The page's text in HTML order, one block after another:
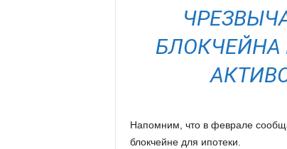
Напомним, что в феврале
блокчейне для ипотеки.